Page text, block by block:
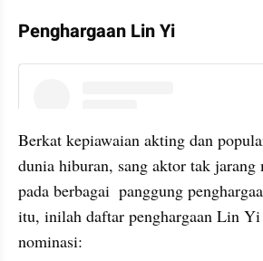
Penghargaan Lin Yi
Berkat kepiawaian akting dan
dunia hiburan, sang aktor tak
pada berbagai  panggung
itu, inilah daftar penghargaan Lin Yi
nominasi: